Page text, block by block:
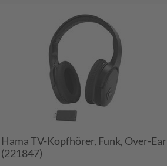
Hama TV-Kopfhörer, Funk, Over-Ear
(221847)